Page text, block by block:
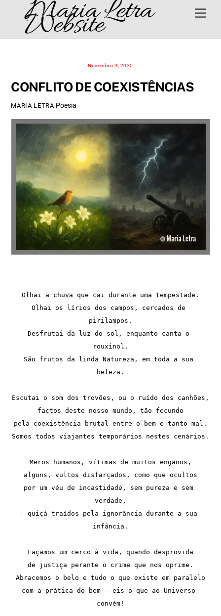
content
Maria Letra
Website
Novembro 9, 2025
CONFLITO DE COEXISTÊNCIAS
MARIA LETRA Poesia
Olhai a chuva que cai durante uma tempestade.
Olhai os lírios dos campos, cercados de
pirilampos.
Desfrutai da luz do sol, enquanto canta o
rouxinol.
São frutos da linda Natureza, em toda a sua
beleza.
Escutai o som dos trovões, ou o ruído dos canhões,
factos deste nosso mundo, tão fecundo
pela coexistência brutal entre o bem e tanto mal.
Somos todos viajantes temporários nestes cenários.
Meros humanos, vítimas de muitos enganos,
alguns, vultos disfarçados, como que ocultos
por um véu de incastidade, sem pureza e sem
verdade,
- quiçá traídos pela ignorância durante a sua
infância.
Façamos um cerco à vida, quando desprovida
de justiça perante o crime que nos oprime.
Abracemos o belo e tudo o que existe em paralelo
com a prática do bem – eis o que ao Universo
convém!